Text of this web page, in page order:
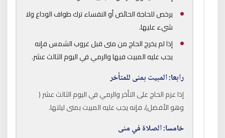
يرخص للحاجة الحائض أو النفساء ترك طواف الوداع ولا
شيء عليها.
إذا لم يخرج الحاج من منى قبل غروب الشمس فإنه
يجب عليه المبيت فيها والرمي في اليوم الثالث عشر.
رابعا: المبيت بمنى للمتأخر
إذا عزم الحاج على التأخر والرمي في اليوم الثالث عشر (
وهو الأفضل)، فإنه يجب عليه المبيت بمنى ليلتها.
خامسا: الصلاة في منى